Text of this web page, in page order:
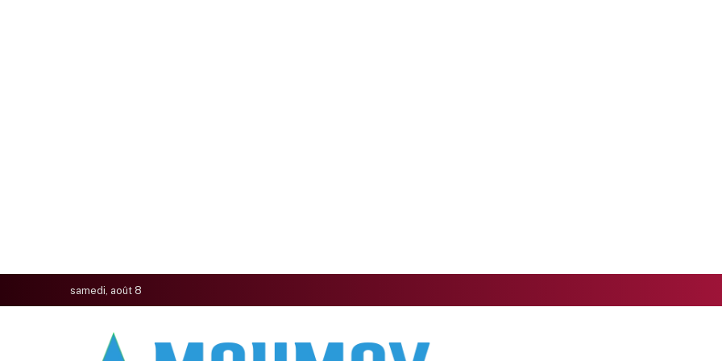
samedi, août 8